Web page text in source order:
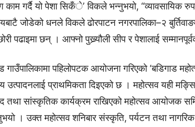
काम गर्दै यो पेशा सिकँे’ विकले भन्नुभयो, “व्यावसायिक
जोडेको धनले विकले ढोरपाटन नगरपालिका–२
पढाइमा छन् । आफ्नो पुख्र्यौली सीप र पेशालाई
गाउँपालिकामा पहिलोपटक आयोजना गरिएको ‘बडिगाड
उत्पादनलाई प्राथमिकता दिइएको छ । महोत्सव यही
सांस्कृतिक कार्यक्रम राखिएको महोत्सव आयोजक
। उक्त महोत्सव शनिबार संस्कृति, पर्यटन तथा